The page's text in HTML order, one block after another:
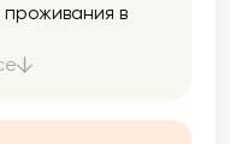
в
места, не